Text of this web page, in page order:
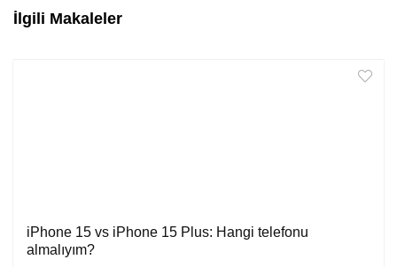
İlgili Makaleler
iPhone 15 vs iPhone 15 Plus: Hangi telefonu
almalıyım?